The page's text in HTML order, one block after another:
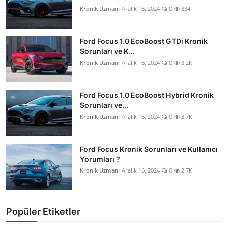
Kronik Uzmanı Aralık 16, 2024 0 834
Ford Focus 1.0 EcoBoost GTDi Kronik
Sorunları ve K...
Kronik Uzmanı Aralık 16, 2024 0 3.2K
Ford Focus 1.0 EcoBoost Hybrid Kronik
Sorunları ve...
Kronik Uzmanı Aralık 16, 2024 0 3.7K
Ford Focus Kronik Sorunları ve Kullanıcı
Yorumları ?
Kronik Uzmanı Aralık 16, 2024 0 2.7K
Popüler Etiketler